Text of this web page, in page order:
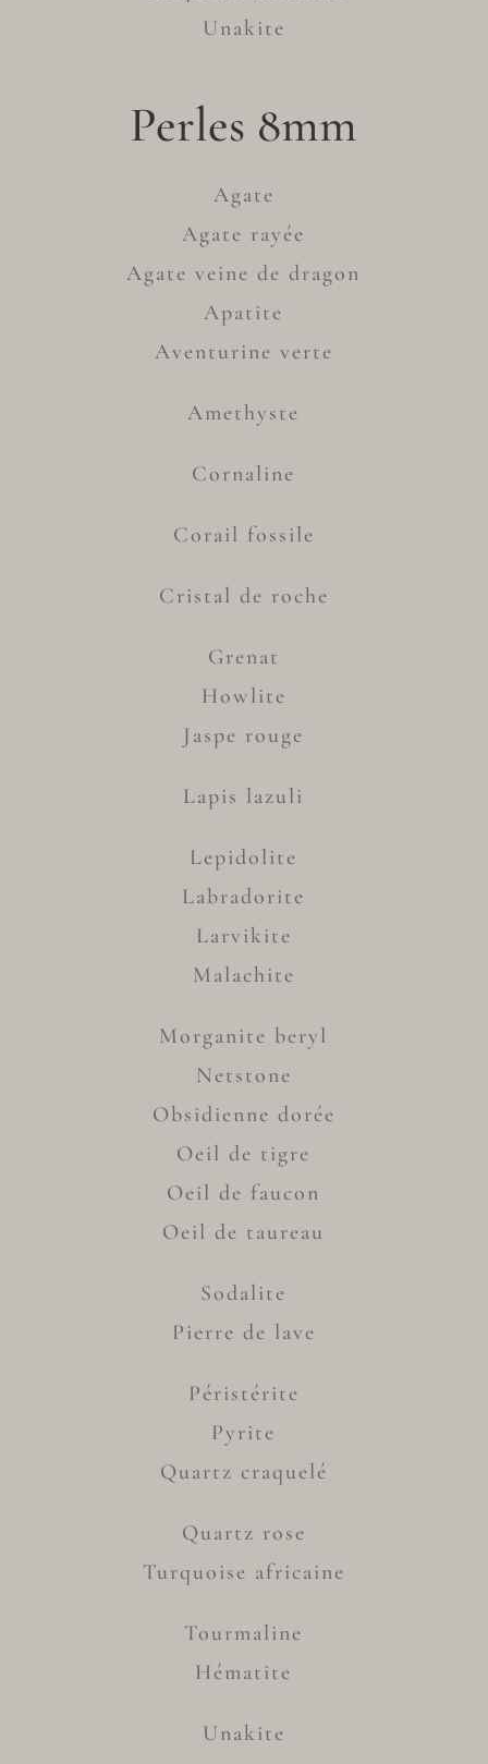
Unakite
Perles 8mm
Agate
Agate rayée
Agate veine de dragon
Apatite
Aventurine verte
Amethyste
Cornaline
Corail fossile
Cristal de roche
Grenat
Howlite
Jaspe rouge
Lapis lazuli
Lepidolite
Labradorite
Larvikite
Malachite
Morganite beryl
Netstone
Obsidienne dorée
Oeil de tigre
Oeil de faucon
Oeil de taureau
Sodalite
Pierre de lave
Péristérite
Pyrite
Quartz craquelé
Quartz rose
Turquoise africaine
Tourmaline
Hématite
Unakite